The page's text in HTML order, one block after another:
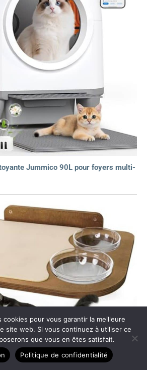
Jummico 90L pour foyers multi-
cookies pour vous garantir la meilleure
site web. Si vous continuez à utiliser ce
que vous en êtes satisfait.
Politique de confidentialité